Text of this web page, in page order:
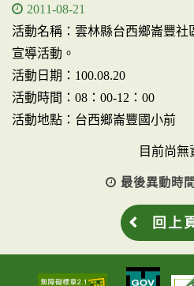
2011-08-21
活動名稱：雲林縣台西鄉崙豐社
宣導活動。
活動日期：100.08.20
活動時間：08：00-12：00
活動地點：台西鄉崙豐國小前
目前尚無
最後異動時
回上